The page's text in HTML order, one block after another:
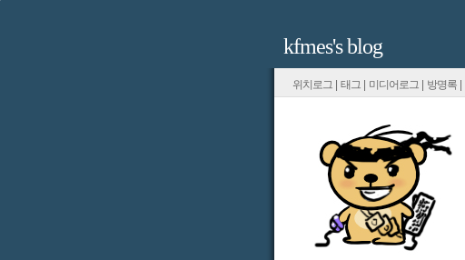
kfmes's blog
위치로그 태그 미디어로그 방명록